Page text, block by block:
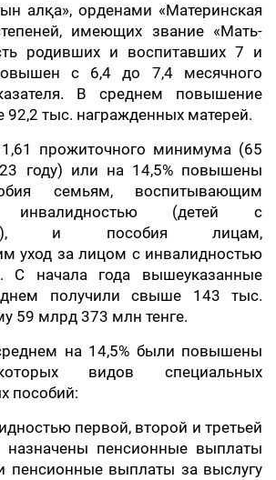
алқа», орденами «Материнская
имеющих звание «Мать-
родивших и воспитавших 7 и
с 6,4 до 7,4 месячного
В среднем повышение
92,2 тыс. награжденных матерей.
прожиточного минимума (65
году) или на 14,5% повышены
семьям, воспитывающим
(детей с
и пособия лицам,
уход за лицом с инвалидностью
С начала года вышеуказанные
получили свыше 143 тыс.
59 млрд 373 млн тенге.
на 14,5% были повышены
видов специальных
пособий:
первой, второй и третьей
назначены пенсионные выплаты
пенсионные выплаты за выслугу